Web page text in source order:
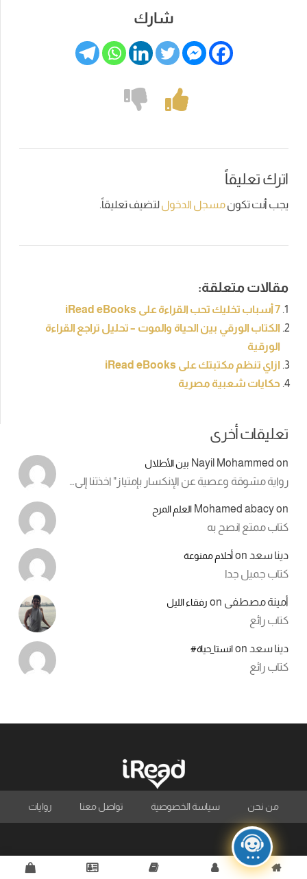
شارك
اترك تعليقاً
يجب أنت تكونمسجل الدخوللتضيف تعليقاً.
مقالات متعلقة:
7 أسباب تخليك تحب القراءة على iRead eBooks
الكتاب الورقي بين الحياة والموت – تحليل تراجع القراءة
الورقية
ازاي تنظم مكتبتك على iRead eBooks
حكايات شعبية مصرية
تعليقات أخرى
Nayil Mohammed on بين الأطلال
رواية مشوقة وعصية عن الإنكسار بإمتياز" اخذتنا إلى…
Mohamed abacyon العلم المرح
كتاب ممتع انصح به
دينا سعد onأحلام ممنوعة
كتاب جميل جدا
أمينة مصطفى on رفقاء الليل
كتاب رائع
دينا سعد onانستا_حياة#
كتاب رائع
من نحن سياسة الخصوصية تواصل معنا روايات